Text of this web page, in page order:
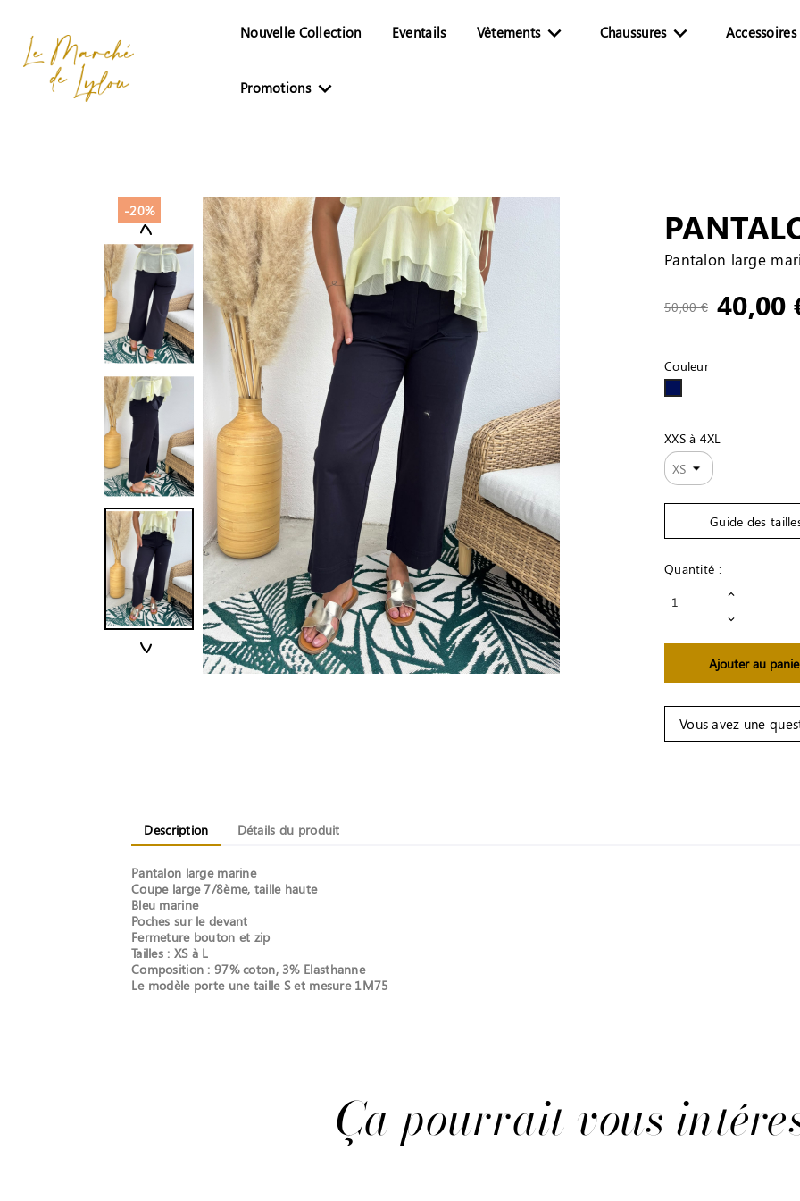
Nouvelle Collection Eventails 
Vêtements 
Chaussures

Promotions
-20%
Pantalon large
50,00 € 40,00
Couleur
XXS à 4XL
Guide des
Quantité :
Ajouter au
Vous avez une
Description Détails du produit
Pantalon large marine
Coupe large 7/8ème, taille haute
Bleu marine
Poches sur le devant
Fermeture bouton et zip
Tailles : XS à L
Composition : 97% coton, 3% Elasthanne
Le modèle porte une taille S et mesure 1M75
Ça pourrait vous